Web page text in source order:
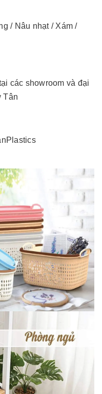
/ Nâu nhạt / Xám /
các showroom và đại
Tân